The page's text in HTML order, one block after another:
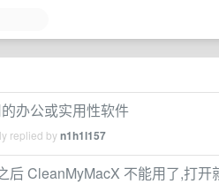
办公或实用性软件
replied byn1h1l157
后 CleanMyMacX 不能用了,打开